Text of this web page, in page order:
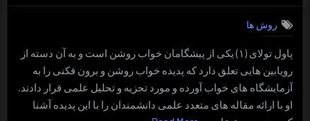
روش ها
پاول تولای (۱) یکی از پیشگامان خواب روشن است و به آن دسته از
رویابین هایی تعلق دارد که پدیده خواب روشن و برون فکنی را به
آزمایشگاه های خواب آورده و مورد تجزیه و تحلیل علمی قرار دادند.
او با ارائه مقاله های متعدد علمی دانشمندان را با این پدیده آشنا